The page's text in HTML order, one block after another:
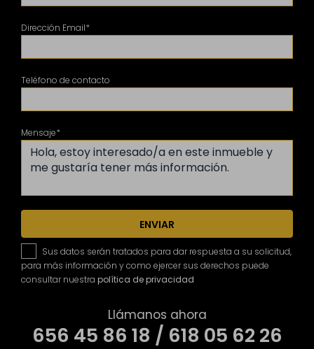
Dirección Email*
Teléfono de contacto
Mensaje*
ENVIAR
Sus datos serán tratados para dar respuesta a su solicitud,
para más información y como ejercer sus derechos puede
consultar nuestra política de privacidad
Llámanos ahora
656 45 86 18 / 618 05 62 26